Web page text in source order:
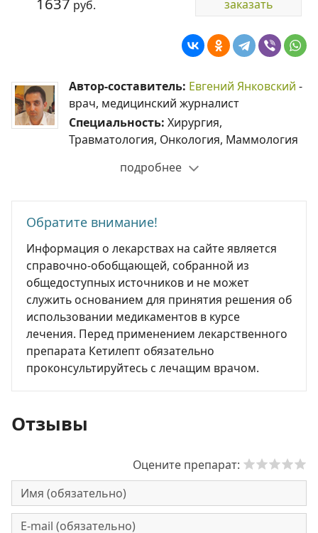
руб. заказать
Автор-составитель: Евгений Янковский -
врач, медицинский журналист
Специальность: Хирургия,
Травматология, Онкология, Маммология
подробнее
Обратите внимание!
Информация о лекарствах на сайте является
справочно-обобщающей, собранной из
общедоступных источников и не может
служить основанием для принятия решения об
использовании медикаментов в курсе
лечения. Перед применением лекарственного
препарата Кетилепт обязательно
проконсультируйтесь с лечащим врачом.
Отзывы
Оцените препарат: